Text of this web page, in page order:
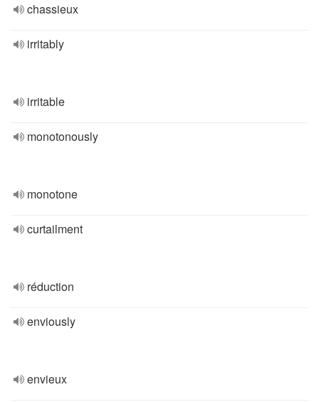
chassieux
irritably
irritable
monotonously
monotone
curtailment
réduction
enviously
envieux